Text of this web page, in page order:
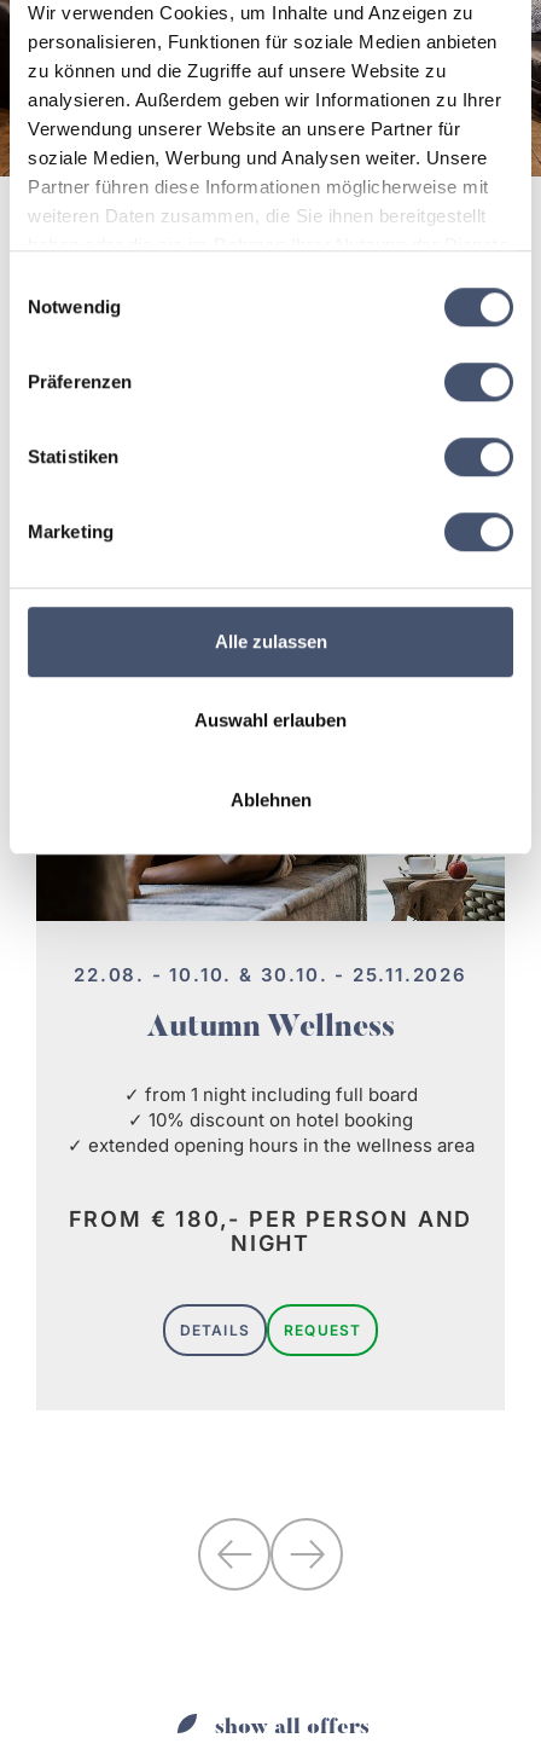
Wir verwenden Cookies, um Inhalte und Anzeigen zu
personalisieren, Funktionen für soziale Medien anbieten
zu können und die Zugriffe auf unsere Website zu
analysieren. Außerdem geben wir Informationen zu Ihrer
Verwendung unserer Website an unsere Partner für
soziale Medien, Werbung und Analysen weiter. Unsere
Partner führen diese Informationen möglicherweise mit
weiteren Daten zusammen, die Sie ihnen bereitgestellt
Notwendig
Präferenzen
Statistiken
Marketing
Alle zulassen
Auswahl erlauben
Ablehnen
22.08. - 10.10. & 30.10. - 25.11.2026
Autumn Wellness
✓ from 1 night including full board
✓ 10% discount on hotel booking
✓ extended opening hours in the wellness area
FROM € 180,- PER PERSON AND
NIGHT
DETAILS REQUEST
show all offers